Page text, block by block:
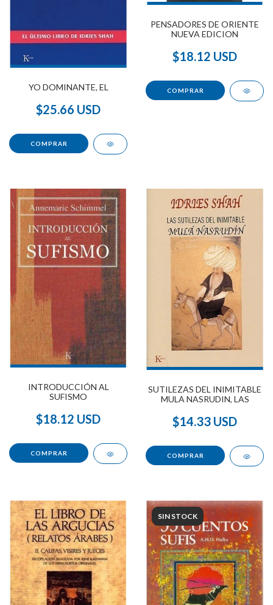
YO DOMINANTE, EL
$25.66 USD
PENSADORES DE ORIENTE
NUEVA EDICION
$18.12 USD
INTRODUCCIÓN AL
SUFISMO
$18.12 USD
SUTILEZAS DEL INIMITABLE
MULA NASRUDIN, LAS
$14.33 USD
SIN STOCK